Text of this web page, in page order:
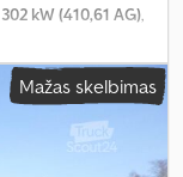
302 kW (410,61 AG),
talpa:300 l, spalva:
pusiau automatinis,
4 100 mm,
Mažas skelbimas